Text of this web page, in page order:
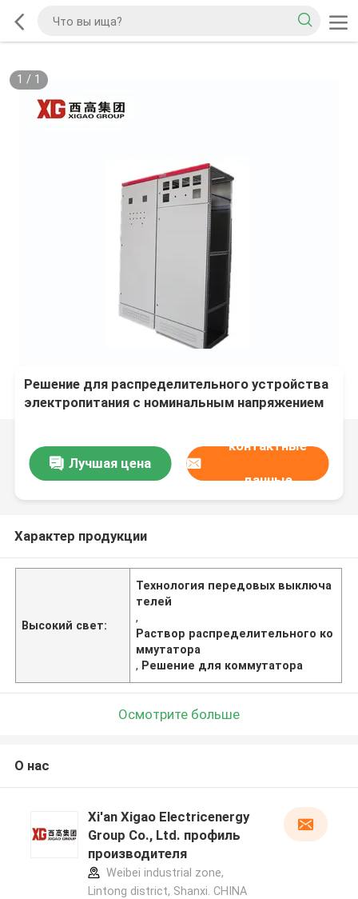
1 / 1
Решение для распределительного устройства
электропитания с номинальным напряжением
Лучшая цена
контактные
данные
Характер продукции
Высокий свет:
Технология передовых выключа
телей
,
Раствор распределительного ко
ммутатора
, Решение для коммутатора
Осмотрите больше
О нас
Xi'an Xigao Electricenergy
Group Co., Ltd. профиль
производителя
Weibei industrial zone,
Lintong district, Shanxi. CHINA